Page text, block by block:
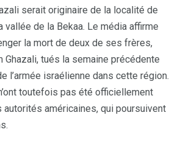
serait originaire de la localité de
vallée de la Bekaa. Le média affirme
la mort de deux de ses frères,
Ghazali, tués la semaine précédente
l’armée israélienne dans cette région.
toutefois pas été officiellement
américaines, qui poursuivent